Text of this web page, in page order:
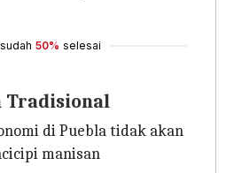
50% selesai
Tradisional
di Puebla tidak akan
manisan